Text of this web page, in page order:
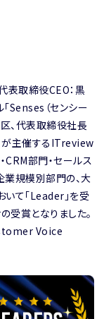
表取締役CEO：黒
Senses（センシー
区、代表取締役社長
が主催するITreview
部門・セールス
業規模別部門の、大
て「Leader」を受
受賞となりました。
Voice